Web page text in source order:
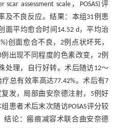
assessment scale，POSAS)评
及不良反应。结果：本组31例患
面平均愈合时间14.52 d，平均治
创面愈合不良，2例点状坏死，
出现不同程度的色素改变，2例
处理，自行好转。术后随访12～
总有效率高达77.42%。术后有7
复发，局部曲安奈德注射，5例好
患者术后末次随访POSAS评分较
结论：瘢痕减容术联合曲安奈德